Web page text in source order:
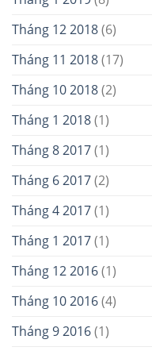
Tháng 12 2018(6)
Tháng 11 2018(17)
Tháng 10 2018(2)
Tháng 1 2018(1)
Tháng 8 2017(1)
Tháng 6 2017(2)
Tháng 4 2017(1)
Tháng 1 2017(1)
Tháng 12 2016(1)
Tháng 10 2016(4)
Tháng 9 2016(1)